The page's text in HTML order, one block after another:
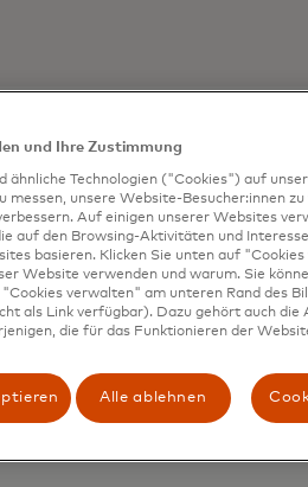
und Ihre Zustimmung
ähnliche Technologien ("Cookies") auf
messen, unsere Website-Besucher:innen
Auf einigen unserer Websites
auf den Browsing-Aktivitäten und
basieren. Klicken Sie unten auf
Website verwenden und warum. Sie
verwalten" am unteren Rand des
als Link verfügbar). Dazu gehört auch die
die für das Funktionieren der
Alle ablehnen